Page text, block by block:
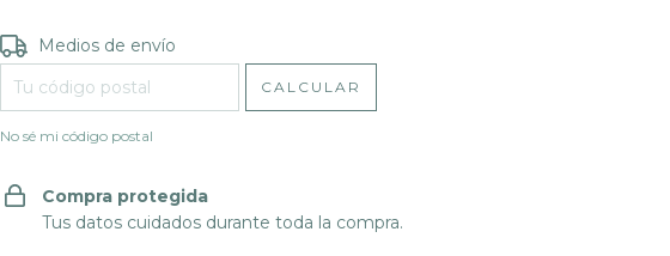
Entregas para el CP:
Medios de envío
CALCULAR
No sé mi código postal
Compra protegida
Tus datos cuidados durante toda la compra.